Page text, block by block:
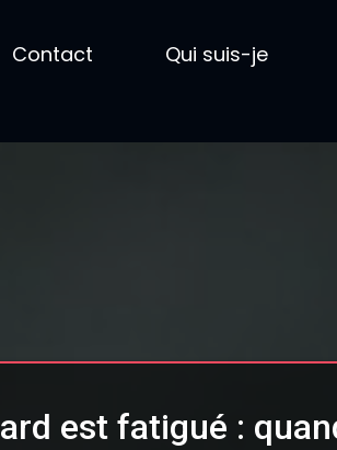
Contact
Qui suis-je
est fatigué :